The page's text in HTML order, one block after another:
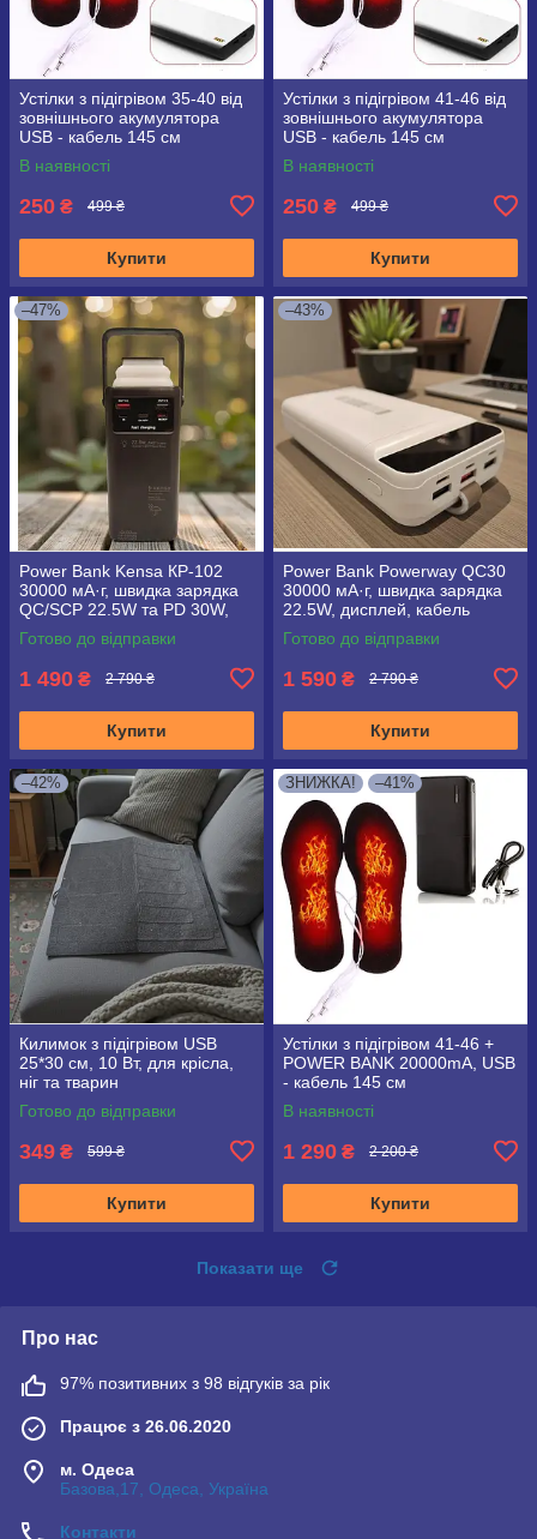
Устілки з підігрівом 35-40 від
зовнішнього акумулятора
USB - кабель 145 см
В наявності
250 ₴ 499 ₴
Купити
Устілки з підігрівом 41-46 від
зовнішнього акумулятора
USB - кабель 145 см
В наявності
250 ₴ 499 ₴
Купити
–47%
Power Bank Kensa КР‑102
30000 мА·г, швидка зарядка
QC/SCP 22.5W та PD 30W,
вбудовані кабелі, LED‑ліхтар,
дисплей
Готово до відправки
1 490 ₴ 2 790 ₴
Купити
–43%
Power Bank Powerway QC30
30000 мА·г, швидка зарядка
22.5W, дисплей, кабель
Type‑C
Готово до відправки
1 590 ₴ 2 790 ₴
Купити
–42%
Килимок з підігрівом USB
25*30 см, 10 Вт, для крісла,
ніг та тварин
Готово до відправки
349 ₴ 599 ₴
Купити
ЗНИЖКА! –41%
Устілки з підігрівом 41-46 +
POWER BANK 20000mA, USB
- кабель 145 см
В наявності
1 290 ₴ 2 200 ₴
Купити
Показати ще
Про нас
97% позитивних з 98 відгуків за рік
Працює з 26.06.2020
м. Одеса
Базова,17, Одеса, Україна
Контакти